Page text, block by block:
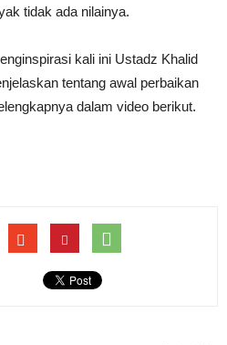
tidak ada nilainya.
kali ini Ustadz Khalid
tentang awal perbaikan
dalam video berikut.